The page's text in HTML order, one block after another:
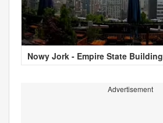
Nowy Jork - Empire State Building
Advertisement